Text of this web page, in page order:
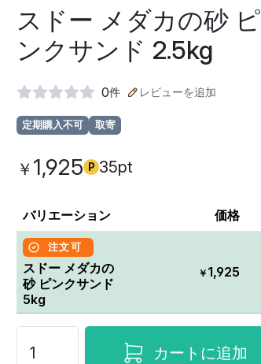
スドー メダカの砂 ピ
ンクサンド 2.5kg
0件 レビューを追加
定期購入不可 取寄
￥ 1,925 P 35pt
バリエーション 価格
注文可
スドー メダカの
砂 ピンクサンド
5kg
￥ 1,925
カートに追加